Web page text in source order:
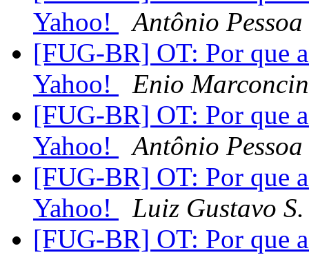
Yahoo!
Antônio Pessoa
[FUG-BR] OT: Por que
Yahoo!
Enio
[FUG-BR] OT: Por que
Yahoo!
Antônio Pessoa
[FUG-BR] OT: Por que
Yahoo!
Luiz Gustavo
[FUG-BR] OT: Por que